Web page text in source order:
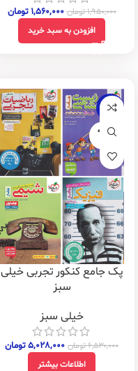
۱,۹۵۰,۰۰۰تومان ۱,۵۶۰,۰۰۰ تومان
افزودن به سبد خرید
-23%
فروخته
پک جامع کنکور تجربی خیلی
سبز
خیلی سبز
۶,۵۳۰,۰۰۰تومان ۵,۰۲۸,۰۰۰ تومان
اطلاعات بیشتر